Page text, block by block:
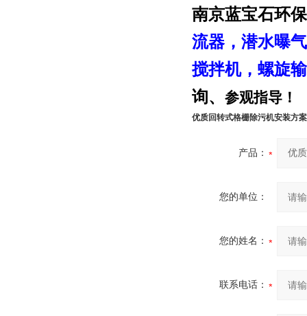
南京蓝宝石环
流器，潜水曝
搅拌机，螺旋
询、 参观指导！
优质回转式格栅除污机安装方案
产品：
您的单位：
您的姓名：
联系电话：